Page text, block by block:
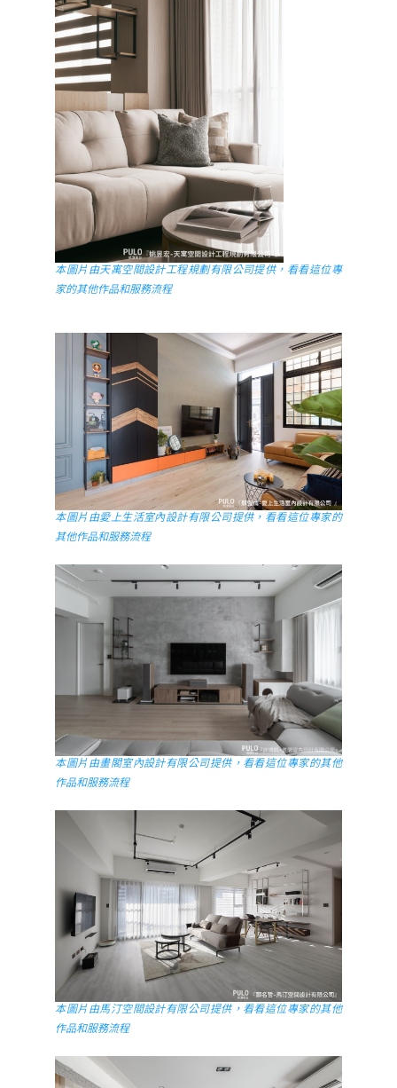
本圖片由天寓空間設計工程規劃有限公司提供，看看這位專
家的其他作品和服務流程
本圖片由愛上生活室內設計有限公司提供，看看這位專家的
其他作品和服務流程
本圖片由畫閣室內設計有限公司提供，看看這位專家的其他
作品和服務流程
本圖片由馬汀空間設計有限公司提供，看看這位專家的其他
作品和服務流程